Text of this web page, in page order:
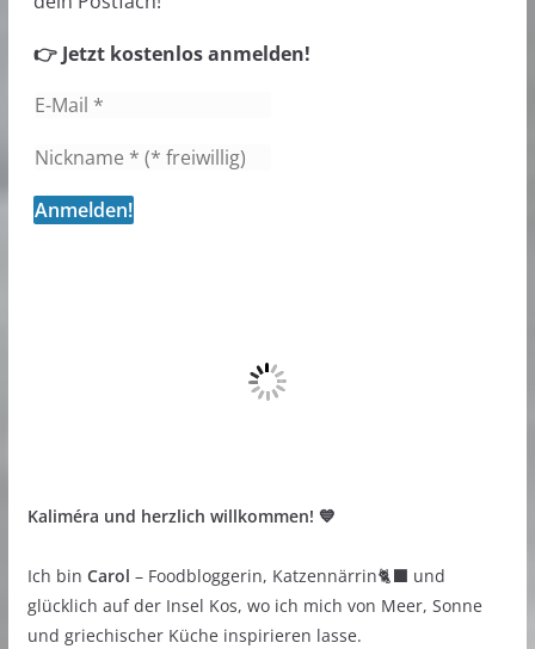
👉 Jetzt kostenlos anmelden!
Kaliméra und herzlich willkommen! 💙
Ich bin Carol – Foodbloggerin, Katzennärrin🐈‍⬛ und
glücklich auf der Insel Kos, wo ich mich von Meer, Sonne
und griechischer Küche inspirieren lasse.